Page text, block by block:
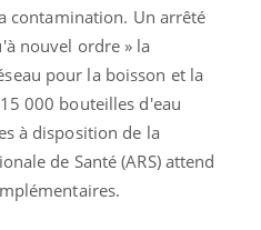
contamination. Un arrêté
nouvel ordre » la
pour la boisson et la
000 bouteilles d'eau
à disposition de la
de Santé (ARS) attend